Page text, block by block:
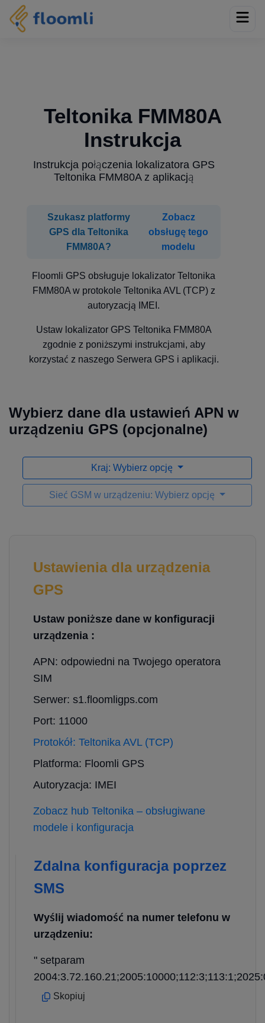
Teltonika FMM80A
Instrukcja
Instrukcja połączenia lokalizatora GPS
Teltonika FMM80A z aplikacją
Szukasz platformy
GPS dla Teltonika
FMM80A?
Zobacz
obsługę tego
modelu
Floomli GPS obsługuje lokalizator Teltonika
FMM80A w protokole Teltonika AVL (TCP) z
autoryzacją IMEI.
Ustaw lokalizator GPS Teltonika FMM80A
zgodnie z poniższymi instrukcjami, aby
korzystać z naszego Serwera GPS i aplikacji.
Wybierz dane dla ustawień APN w
urządzeniu GPS (opcjonalne)
Kraj: Wybierz opcję
Sieć GSM w urządzeniu: Wybierz opcję
Ustawienia dla urządzenia
GPS
Ustaw poniższe dane w konfiguracji
urządzenia :
APN: odpowiedni na Twojego operatora
SIM
Serwer: s1.floomligps.com
Port: 11000
Protokół: Teltonika AVL (TCP)
Platforma: Floomli GPS
Autoryzacja: IMEI
Zobacz hub Teltonika – obsługiwane
modele i konfiguracja
Zdalna konfiguracja poprzez
SMS
Wyślij wiadomość na numer telefonu w
urządzeniu:
" setparam
Skopiuj